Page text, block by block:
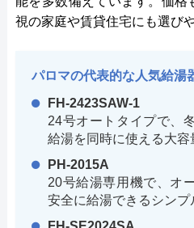
視の家庭や賃貸住宅にも選び
パロマの代表的な人気給湯
FH-2423SAW-1
24号オートタイプで、
給湯を同時に使える大容
PH-2015A
20号給湯専用機で、オ
安全に給湯できるシンプ